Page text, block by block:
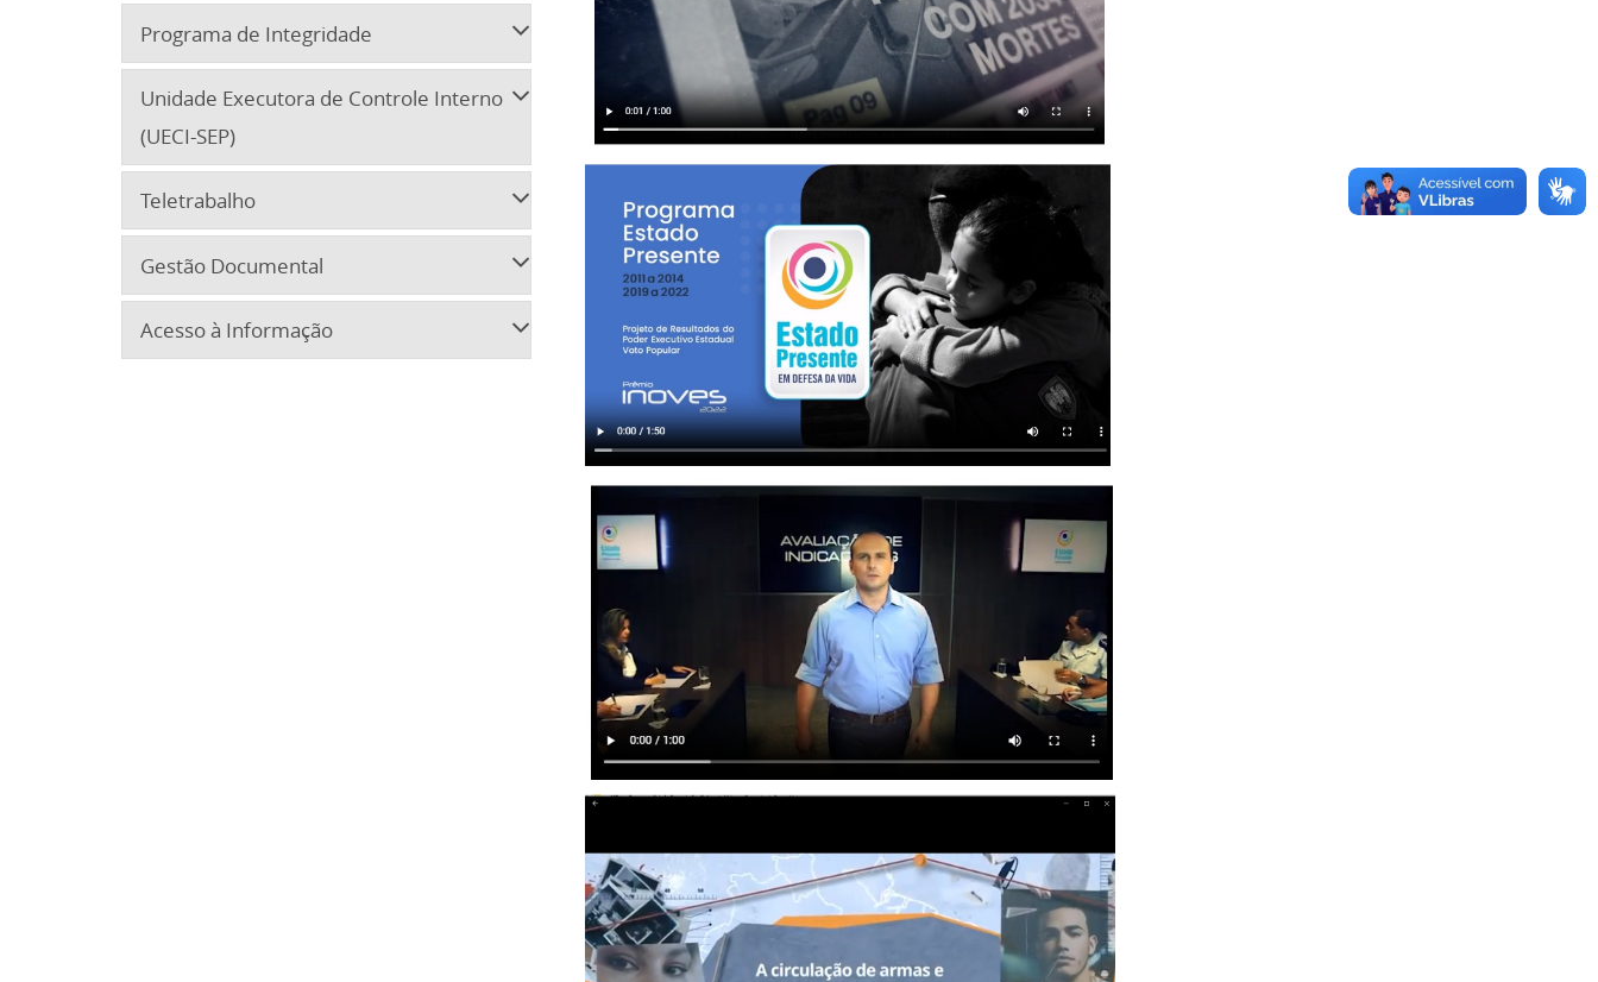
Programa de Integridade
Unidade Executora de Controle Interno
(UECI-SEP)
Teletrabalho
Gestão Documental
Acesso à Informação